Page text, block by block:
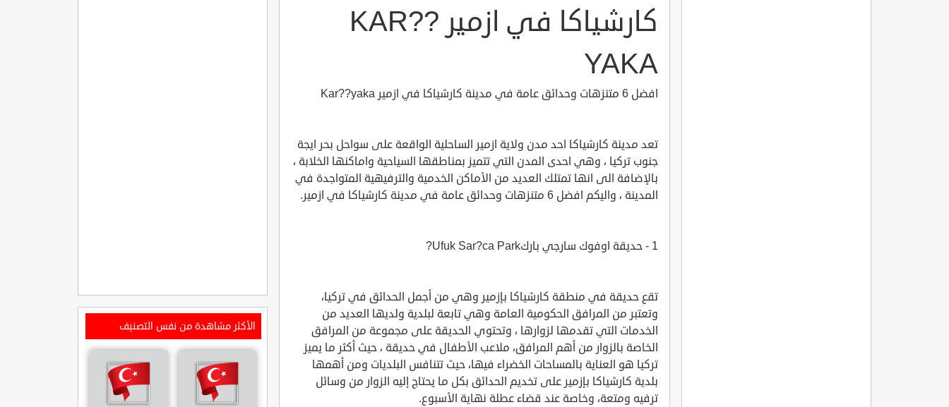
كارشياكا في ازمير KAR??
YAKA
افضل 6 متنزهات وحدائق عامة في مدينة كارشياكا في ازمير Kar??yaka
تعد مدينة كارشياكا احد مدن ولاية ازمير الساحلية الواقعة على سواحل بحر ايجة
جنوب تركيا ، وهي احدى المدن التي تتميز بمناطقها السياحية واماكنها الخلابة ،
بالإضافة الى انها تمتلك العديد من الأماكن الخدمية والترفيهية المتواجدة في
المدينة ، واليكم افضل 6 متنزهات وحدائق عامة في مدينة كارشياكا في ازمير.
1 - حديقة اوفوك سارجي باركUfuk Sar?ca Park?
تقع حديقة في منطقة كارشياكا بإزمير وهي من أجمل الحدائق في تركيا،
وتعتبر من المرافق الحكومية العامة وهي تابعة لبلدية ولديها العديد من
الخدمات التي تقدمها لزوارها ، وتحتوي الحديقة على مجموعة من المرافق
الخاصة بالزوار من أهم المرافق، ملاعب الأطفال في حديقة ، حيث أكثر ما يميز
تركيا هو العناية بالمساحات الخضراء فيها، حيث تتنافس البلديات ومن أهمها
بلدية كارشياكا بإزمير على تخديم الحدائق بكل ما يحتاج إليه الزوار من وسائل
ترفيه ومتعة، وخاصة عند قضاء عطلة نهاية الأسبوع.
الأكثر مشاهدة من نفس التصنيف